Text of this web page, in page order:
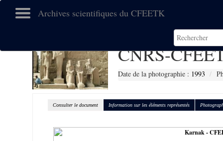
Archives scientifiques du CFEETK
CNRS-
Date de la photographie : 1993
Consulter le document Information sur les éléments représentés